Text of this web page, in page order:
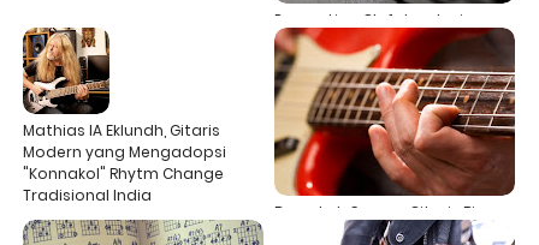
Pengertian Clef dan Jenisnya
dalam Musik
Mathias IA Eklundh, Gitaris
Modern yang Mengadopsi
"Konnakol" Rhytm Change
Tradisional India
Benarkah Semua Gitaris Bisa
Ngebass?